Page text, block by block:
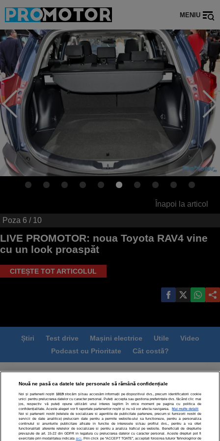
MENIU
Înapoi la articol
Poza 6 / 10
LIVE PROMOTOR: noua Toyota RAV4 vine
cu un look proaspăt
CITEȘTE TOT ARTICOLUL
Știri Test drive Mașini electrice Utile
Video
Podcast cu Prioritate
Cât costă?
Termeni si conditii
Politica de confidentialitate
Politica de cookies
Echipa editorială
Modifică Setările
Nouă ne pasă ca datele tale personale să rămână confidențiale
Noi și partenerii noștri 1019stocăm și/sau accesăm informații pe dispozitivul dvs., precum identificatorii cookie
unici pentru prelucrarea datelor cu caracter personal. Puteți accepta sau gestiona preferințele dvs. făcând clic mai
jos, respectiv vă puteți opune utilizării unui interes legitim în orice moment pe pagina cu politica de
confidențialitate. Aceste alegeri vor fi raportate partenerilor noștri și nu vă vor afecta navigarea.
Mai multe detalii
Noi si partenerii nostri (retelele de socializare si agentiile de publicitate partenere, precum si furnizorii nostri de
servicii de date analitice) prelucram date pentru a permite website-ului sa functioneze, pentru a personaliza
continutul si anunturile publicitare afisate in functie de interesele si/sau profilul dvs., pentru a va oferi
functionalitati aferente retelelor de socializare si pentru a analiza traficul pe website. Beneficiati de drepturile
prevazute de art. 15-22 din GDPR in legatura cu prelucrarea datelor cu caracter personal. Aceste drepturi pot fi
exercitate prin modalitatea indicataaici . Prin click pe “ACCEPT TOATE”, acceptati folosirea tuturor Tehnologiilor de